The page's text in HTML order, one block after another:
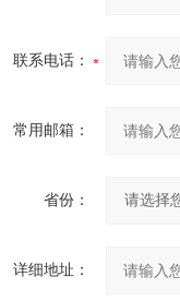
联系电话：
常用邮箱：
省份：
详细地址：